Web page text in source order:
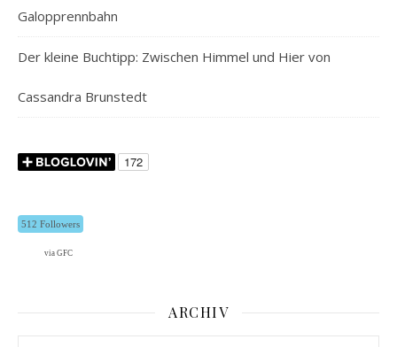
Galopprennbahn
Der kleine Buchtipp: Zwischen Himmel und Hier von
Cassandra Brunstedt
512 Followers
via GFC
ARCHIV